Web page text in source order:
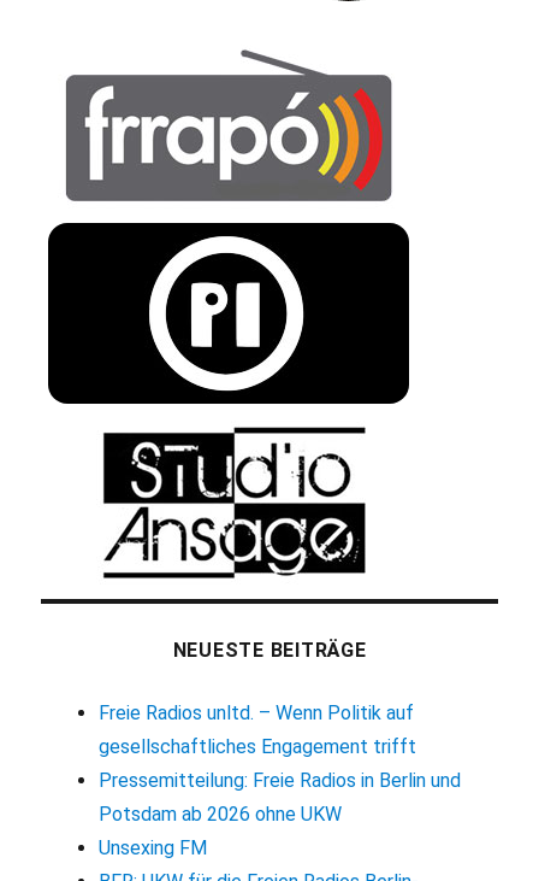
NEUESTE BEITRÄGE
Freie Radios unltd. – Wenn Politik auf
gesellschaftliches Engagement trifft
Pressemitteilung: Freie Radios in Berlin und
Potsdam ab 2026 ohne UKW
Unsexing FM